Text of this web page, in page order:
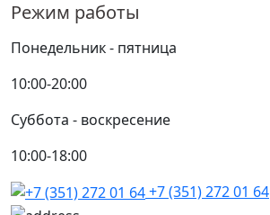
Режим работы
Понедельник - пятница
10:00-20:00
Суббота - воскресение
10:00-18:00
+7 (351) 272 01 64